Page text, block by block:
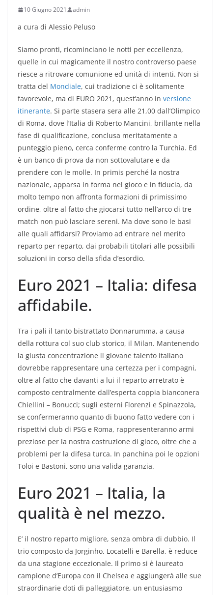
10 Giugno 2021 admin
a cura di Alessio Peluso
Siamo pronti, ricominciano le notti per eccellenza,
quelle in cui magicamente il nostro controverso paese
riesce a ritrovare comunione ed unità di intenti. Non si
tratta del Mondiale, cui tradizione ci è solitamente
favorevole, ma di EURO 2021, quest’anno in versione
itinerante. Si parte stasera sera alle 21,00 dall’Olimpico
di Roma, dove l’Italia di Roberto Mancini, brillante nella
fase di qualificazione, conclusa meritatamente a
punteggio pieno, cerca conferme contro la Turchia. Ed
è un banco di prova da non sottovalutare e da
prendere con le molle. In primis perché la nostra
nazionale, apparsa in forma nel gioco e in fiducia, da
molto tempo non affronta formazioni di primissimo
ordine, oltre al fatto che giocarsi tutto nell’arco di tre
match non può lasciare sereni. Ma dove sono le basi
alle quali affidarsi? Proviamo ad entrare nel merito
reparto per reparto, dai probabili titolari alle possibili
soluzioni in corso della sfida d’esordio.
Euro 2021 – Italia: difesa
affidabile.
Tra i pali il tanto bistrattato Donnarumma, a causa
della rottura col suo club storico, il Milan. Mantenendo
la giusta concentrazione il giovane talento italiano
dovrebbe rappresentare una certezza per i compagni,
oltre al fatto che davanti a lui il reparto arretrato è
composto centralmente dall’esperta coppia bianconera
Chiellini – Bonucci; sugli esterni Florenzi e Spinazzola,
se confermeranno quanto di buono fatto vedere con i
rispettivi club di PSG e Roma, rappresenteranno armi
preziose per la nostra costruzione di gioco, oltre che a
problemi per la difesa turca. In panchina poi le opzioni
Toloi e Bastoni, sono una valida garanzia.
Euro 2021 – Italia, la
qualità è nel mezzo.
E’ il nostro reparto migliore, senza ombra di dubbio. Il
trio composto da Jorginho, Locatelli e Barella, è reduce
da una stagione eccezionale. Il primo si è laureato
campione d’Europa con il Chelsea e aggiungerà alle sue
straordinarie doti di palleggiatore, un entusiasmo